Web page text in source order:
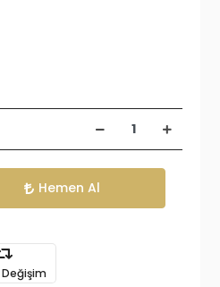
Hemen Al